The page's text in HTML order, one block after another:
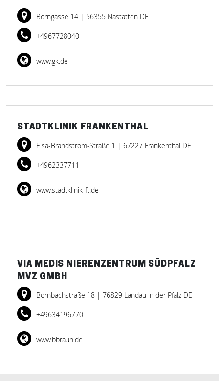
Borngasse 14 | 56355 Nastätten DE
+4967728040
www.gk.de
STADTKLINIK FRANKENTHAL
Elsa-Brändström-Straße 1 | 67227 Frankenthal DE
+4962337711
www.stadtklinik-ft.de
VIA MEDIS NIERENZENTRUM SÜDPFALZ
MVZ GMBH
Bornbachstraße 18 | 76829 Landau in der Pfalz DE
+49634196770
www.bbraun.de